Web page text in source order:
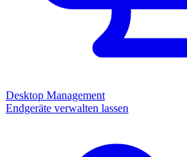
Desktop Management
Endgeräte verwalten lassen